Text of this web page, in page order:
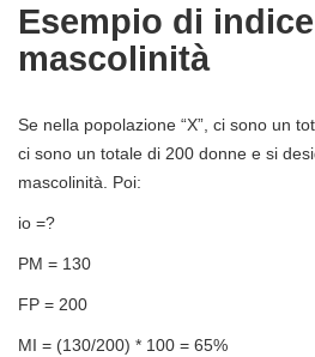
Esempio di
mascolinità
Se nella popolazione “X”, ci sono un
ci sono un totale di 200 donne e si
mascolinità. Poi:
io =?
PM = 130
FP = 200
MI = (130/200) * 100 = 65%